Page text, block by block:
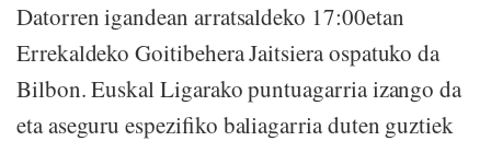
Datorren igandean arratsaldeko 17:00etan
Errekaldeko Goitibehera Jaitsiera ospatuko da
Bilbon. Euskal Ligarako puntuagarria izango da
eta aseguru espezifiko baliagarria duten guztiek